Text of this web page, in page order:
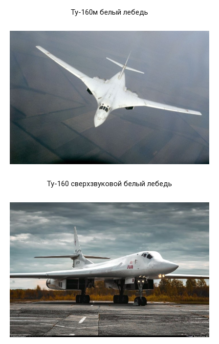
Ту-160м белый лебедь
Ту-160 сверхзвуковой белый лебедь